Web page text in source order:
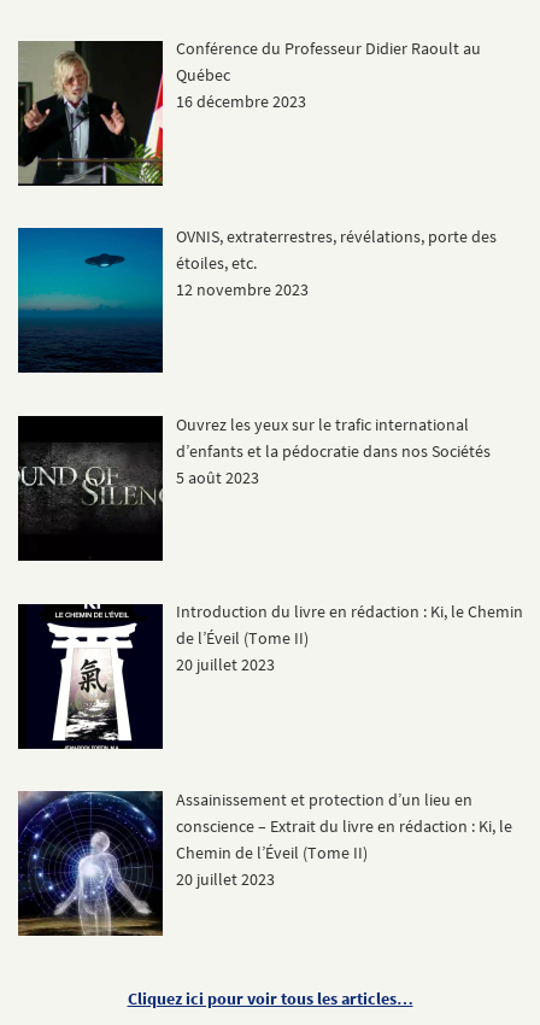
Conférence du Professeur Didier Raoult au
Québec
16 décembre 2023
OVNIS, extraterrestres, révélations, porte des
étoiles, etc.
12 novembre 2023
Ouvrez les yeux sur le trafic international
d’enfants et la pédocratie dans nos Sociétés
5 août 2023
Introduction du livre en rédaction : Ki, le Chemin
de l’Éveil (Tome II)
20 juillet 2023
Assainissement et protection d’un lieu en
conscience – Extrait du livre en rédaction : Ki, le
Chemin de l’Éveil (Tome II)
20 juillet 2023
Cliquez ici pour voir tous les articles…